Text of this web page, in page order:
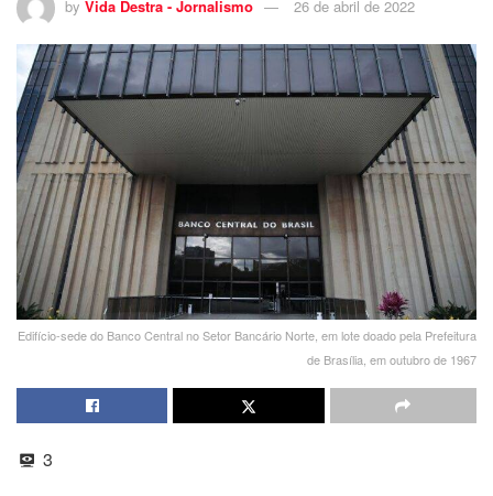
by Vida Destra - Jornalismo 26 de abril de 2022
Edifício-sede do Banco Central no Setor Bancário Norte, em lote doado pela Prefeitura
de Brasília, em outubro de 1967
3